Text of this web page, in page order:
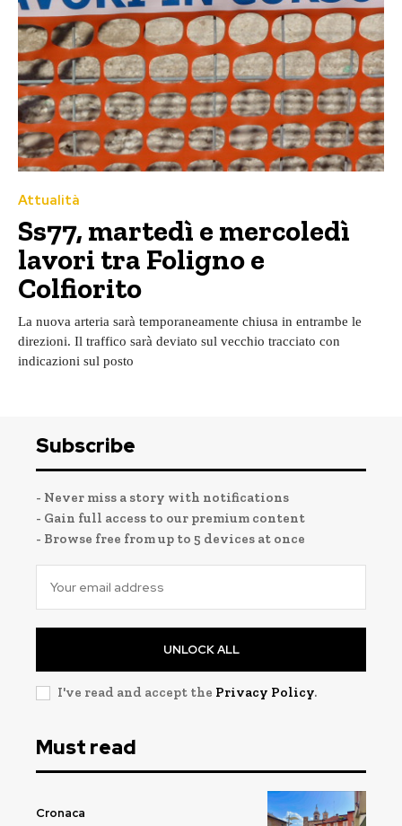
Attualità
Ss77, martedì e mercoledì
lavori tra Foligno e
Colfiorito
La nuova arteria sarà temporaneamente chiusa in entrambe le
direzioni. Il traffico sarà deviato sul vecchio tracciato con
indicazioni sul posto
Subscribe
- Never miss a story with notifications
- Gain full access to our premium content
- Browse free from up to 5 devices at once
UNLOCK ALL
I've read and accept the Privacy Policy.
Must read
Cronaca